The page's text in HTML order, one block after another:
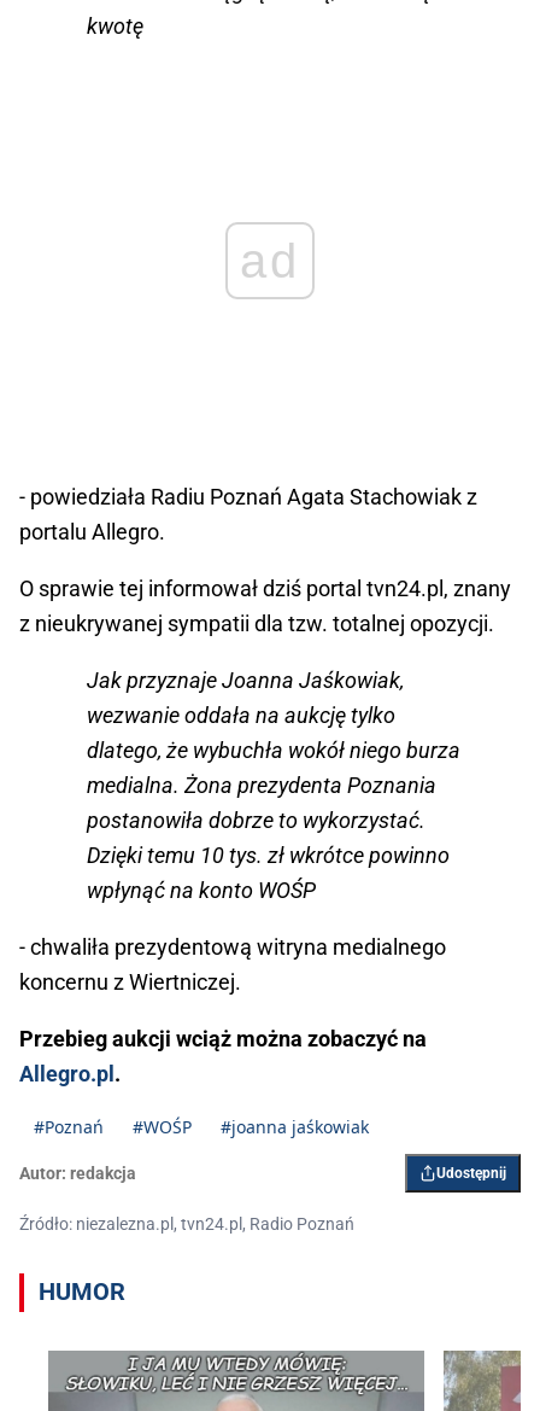
kwotę
ad
- powiedziała Radiu Poznań Agata Stachowiak z
portalu Allegro.
O sprawie tej informował dziś portal tvn24.pl, znany
z nieukrywanej sympatii dla tzw. totalnej opozycji.
Jak przyznaje Joanna Jaśkowiak,
wezwanie oddała na aukcję tylko
dlatego, że wybuchła wokół niego burza
medialna. Żona prezydenta Poznania
postanowiła dobrze to wykorzystać.
Dzięki temu 10 tys. zł wkrótce powinno
wpłynąć na konto WOŚP
- chwaliła prezydentową witryna medialnego
koncernu z Wiertniczej.
Przebieg aukcji wciąż można zobaczyć na
Allegro.pl.
#Poznań #WOŚP #joanna jaśkowiak
Autor: redakcja Udostępnij
Źródło: niezalezna.pl, tvn24.pl, Radio Poznań
HUMOR